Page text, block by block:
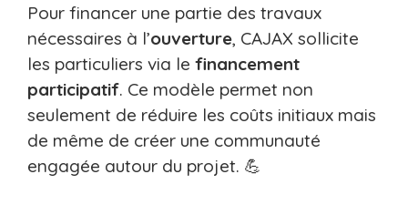
Pour financer une partie des travaux
nécessaires à l’ouverture, CAJAX sollicite
les particuliers via le financement
participatif. Ce modèle permet non
seulement de réduire les coûts initiaux mais
de même de créer une communauté
engagée autour du projet. 💪